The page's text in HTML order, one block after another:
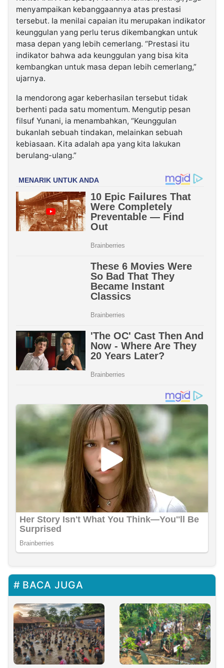
menyampaikan kebanggaannya atas prestasi
tersebut. Ia menilai capaian itu merupakan indikator
keunggulan yang perlu terus dikembangkan untuk
masa depan yang lebih cemerlang. “Prestasi itu
indikator bahwa ada keunggulan yang bisa kita
kembangkan untuk masa depan lebih cemerlang,”
ujarnya.
Ia mendorong agar keberhasilan tersebut tidak
berhenti pada satu momentum. Mengutip pesan
filsuf Yunani, ia menambahkan, “Keunggulan
bukanlah sebuah tindakan, melainkan sebuah
kebiasaan. Kita adalah apa yang kita lakukan
berulang-ulang.”
BACA JUGA